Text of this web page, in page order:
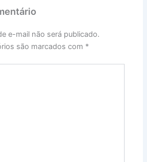
e-mail não será publicado.
são marcados com *